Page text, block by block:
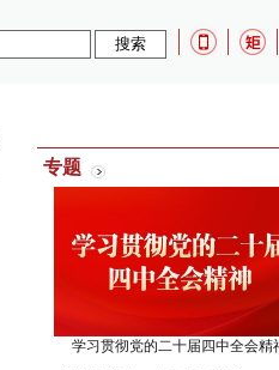
专题
学习贯彻党的二十届四中全会精